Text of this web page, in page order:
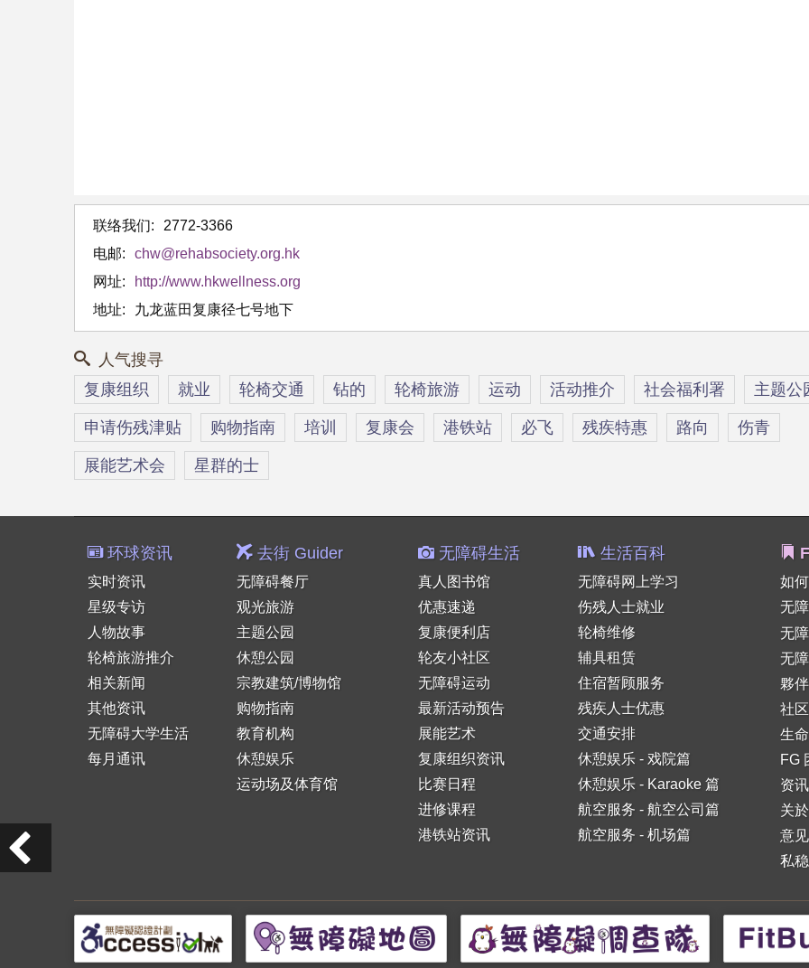
联络我们:
2772-3366
电邮:
chw@rehabsociety.org.hk
网址:
http://www.hkwellness.org
地址:
九龙蓝田复康径七号地下
人气搜寻
复康组织 就业 轮椅交通 钻的 轮椅旅游 运动 活动推介 社会福利署 主题公
申请伤残津贴 购物指南 培训 复康会 港铁站 必飞 残疾特惠 路向 伤青
展能艺术会 星群的士
环球资讯
实时资讯
星级专访
人物故事
轮椅旅游推介
相关新闻
其他资讯
无障碍大学生活
每月通讯
去街 Guider
无障碍餐厅
观光旅游
主题公园
休憩公园
宗教建筑/博物馆
购物指南
教育机构
休憩娱乐
运动场及体育馆
无障碍生活
真人图书馆
优惠速递
复康便利店
轮友小社区
无障碍运动
最新活动预告
展能艺术
复康组织资讯
比赛日程
进修课程
港铁站资讯
生活百科
无障碍网上学习
伤残人士就业
轮椅维修
辅具租赁
住宿暂顾服务
残疾人士优惠
交通安排
休憩娱乐 - 戏院篇
休憩娱乐 - Karaoke 篇
航空服务 - 航空公司篇
航空服务 - 机场篇
如
无
无
无
夥
社
生
FG
资
关
意
私